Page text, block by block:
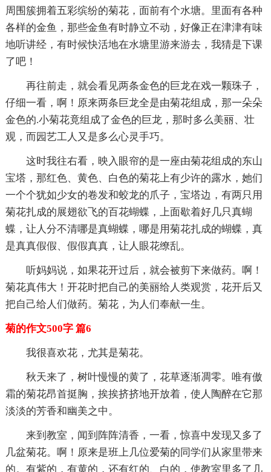
周围簇拥着五彩缤纷的菊花，面前有个水塘。里面有各种
各样的金鱼，那些金鱼有时静立不动，好像正在津津有味
地听讲经，有时候快活地在水塘里游来游去，我猜是下课
了吧！
再往前走，就会看见两条金色的巨龙在戏一颗珠子，
仔细一看，啊！原来两条巨龙全是由菊花组成，那一朵朵
金色的.小菊花竟组成了金色的巨龙，那时多么美丽、壮
观，而园艺工人又是多么心灵手巧。
这时我往右看，映入眼帘的是一座由菊花组成的东山
宝塔，那红色、黄色、白色的菊花上有少许的露水，她们
一个个犹如少女的卷发和蛟龙的爪子，宝塔边，有两只用
菊花扎成的展翅欲飞的百花蝴蝶，上面歇着好几只真蝴
蝶，让人分不清哪是真蝴蝶，哪是用菊花扎成的蝴蝶，真
是真真假假、假假真真，让人眼花缭乱。
听妈妈说，如果花开过后，就会被剪下来做药。啊！
菊花真伟大！开花时把自己的美丽给人类观赏，花开后又
把自己给人们做药。菊花，为人们奉献一生。
菊的作文500字 篇6
我很喜欢花，尤其是菊花。
秋天来了，树叶慢慢的黄了，花草逐渐凋零。唯有傲
霜的菊花昂首挺胸，挨挨挤挤地开放着，使人陶醉在它那
淡淡的芳香和幽美之中。
来到教室，闻到阵阵清香，一看，惊喜中发现又多了
几盆菊花。啊！原来是班上几位爱菊的同学们从家里带来
的。有紫的，有黄的，还有红的、白的，使教室里多了几